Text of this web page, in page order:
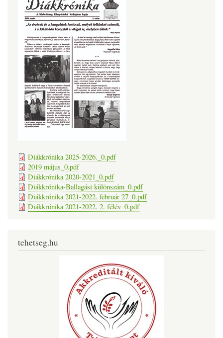
Diákkrónika 2025-2026._0.pdf
2019 május_0.pdf
Diákkrónika 2020-2021_0.pdf
Diákkrónika-Ballagási különszám_0.pdf
Diákkrónika 2021-2022. február 27_0.pdf
Diákkrónika 2021-2022. 2. félév_0.pdf
tehetseg.hu